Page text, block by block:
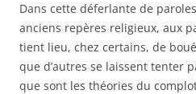
Dans cette déferlante de
anciens repères religieux, aux
tient lieu, chez certains, de
que d’autres se laissent tenter
que sont les théories du